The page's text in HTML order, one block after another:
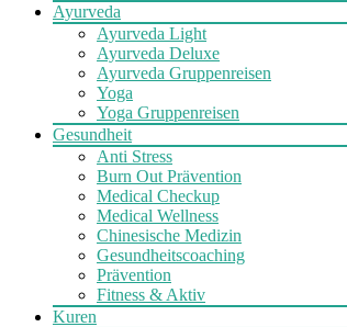
Ayurveda
Ayurveda Light
Ayurveda Deluxe
Ayurveda Gruppenreisen
Yoga
Yoga Gruppenreisen
Gesundheit
Anti Stress
Burn Out Prävention
Medical Checkup
Medical Wellness
Chinesische Medizin
Gesundheitscoaching
Prävention
Fitness & Aktiv
Kuren